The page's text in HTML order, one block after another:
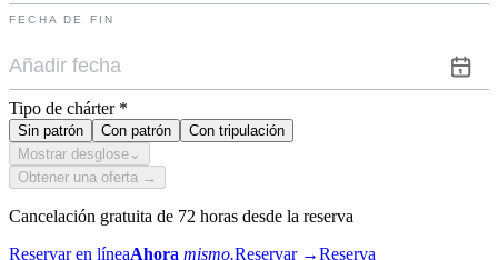
FECHA DE FIN
Tipo de chárter *
Sin patrón Con patrón
Con tripulación
Mostrar desglose ⌄
Obtener una oferta →
Cancelación gratuita de 72 horas desde la reserva
Reservar en líneaAhora mismo.Reservar →Reserva